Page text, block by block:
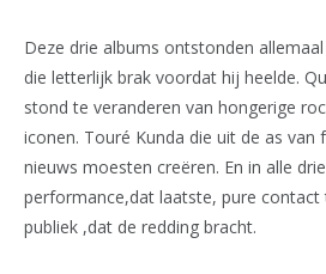
Deze drie albums ontstonden
die letterlijk brak voordat hij heelde.
stond te veranderen van hongerige
iconen. Touré Kunda die uit de as van
nieuws moesten creëren. En in alle
performance,dat laatste, pure contact
publiek ,dat de redding bracht.